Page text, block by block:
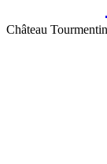
Château